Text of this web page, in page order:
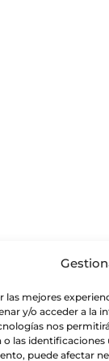
las mejores
y/o acceder a la
nos
o las
puede afectar